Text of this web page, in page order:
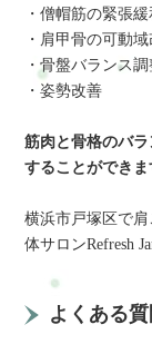
・僧帽筋の緊張緩
・肩甲骨の可動
・骨盤バランス
・姿勢改善
筋肉と骨格のバ
することができま
横浜市戸塚区で
体サロンRefresh
よくある質